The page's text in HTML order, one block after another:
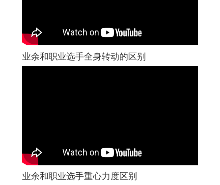
业余和职业选手全身转动的区别
业余和职业选手重心力度区别